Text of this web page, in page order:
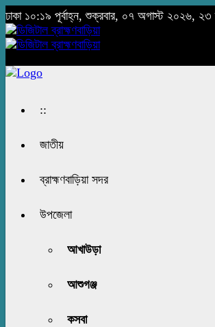
ঢাকা ১০:১৯ পূর্বাহ্ন, শুক্রবার, ০৭ অগাস্ট ২০২৬, ২৩
::
জাতীয়
ব্রাহ্মণবাড়িয়া সদর
উপজেলা
আখাউড়া
আশুগঞ্জ
কসবা